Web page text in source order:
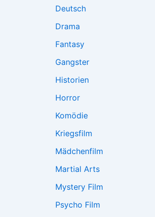
Deutsch
Drama
Fantasy
Gangster
Historien
Horror
Komödie
Kriegsfilm
Mädchenfilm
Martial Arts
Mystery Film
Psycho Film